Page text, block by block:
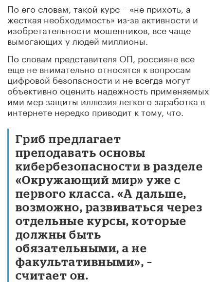
По его словам, такой курс – «не прихоть, а
жесткая необходимость» из-за активности и
изобретательности мошенников, все чаще
вымогающих у людей миллионы.
По словам представителя ОП, россияне все
еще не внимательно относятся к вопросам
цифровой безопасности и не всегда могут
объективно оценить надежность применяемых
ими мер защиты иллюзия легкого заработка в
интернете нередко приводит к тому, что.
Гриб предлагает
преподавать основы
кибербезопасности в разделе
«Окружающий мир» уже с
первого класса. «А дальше,
возможно, развиваться через
отдельные курсы, которые
должны быть
обязательными, а не
факультативными», –
считает он.